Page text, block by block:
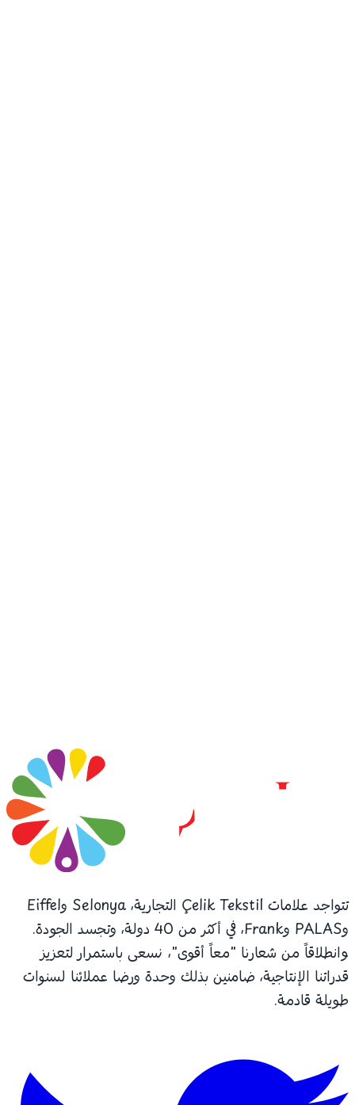
تتواجد علامات Çelik Tekstil التجارية، Selonya وEiffel
وPALAS وFrank، في أكثر من 40 دولة، وتجسد الجودة.
وانطلاقاً من شعارنا "معاً أقوى"، نسعى باستمرار لتعزيز
قدراتنا الإنتاجية، ضامنين بذلك وحدة ورضا عملائنا لسنوات
طويلة قادمة.